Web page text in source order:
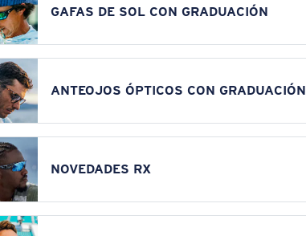
GAFAS DE SOL CON GRADUACIÓN
ANTEOJOS ÓPTICOS CON GRADUACIÓN
NOVEDADES RX